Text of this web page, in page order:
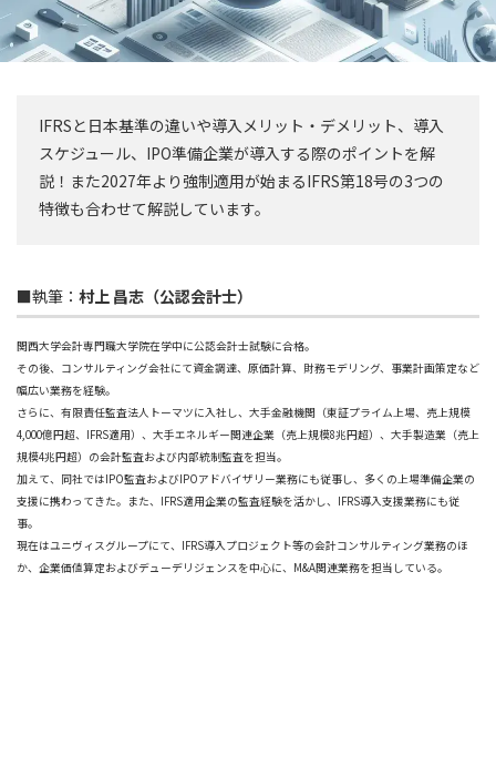
IFRSと日本基準の違いや導入メリット・デメリット、導入
スケジュール、IPO準備企業が導入する際のポイントを解
説！また2027年より強制適用が始まるIFRS第18号の3つの
特徴も合わせて解説しています。
■執筆： 村上 昌志（公認会計士）
関西大学会計専門職大学院在学中に公認会計士試験に合格。
その後、コンサルティング会社にて資金調達、原価計算、財務モデリング、事業計画策定など
幅広い業務を経験。
さらに、有限責任監査法人トーマツに入社し、大手金融機関（東証プライム上場、売上規模
4,000億円超、IFRS適用）、大手エネルギー関連企業（売上規模8兆円超）、大手製造業（売上
規模4兆円超）の会計監査および内部統制監査を担当。
加えて、同社ではIPO監査およびIPOアドバイザリー業務にも従事し、多くの上場準備企業の
支援に携わってきた。また、IFRS適用企業の監査経験を活かし、IFRS導入支援業務にも従
事。
現在はユニヴィスグループにて、IFRS導入プロジェクト等の会計コンサルティング業務のほ
か、企業価値算定およびデューデリジェンスを中心に、M&A関連業務を担当している。